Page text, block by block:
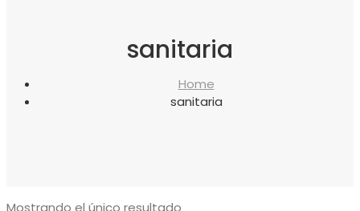
sanitaria
Home
sanitaria
Mostrando el único resultado